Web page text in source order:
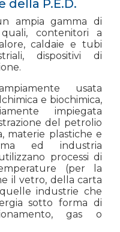
della P.E.D.
ampia gamma di
contenitori a
caldaie e tubi
dispositivi di
usata
e biochimica,
impiegata
del petrolio
materie plastiche e
ed industria
processi di
(per la
il vetro, della carta
industrie che
sotto forma di
gas o